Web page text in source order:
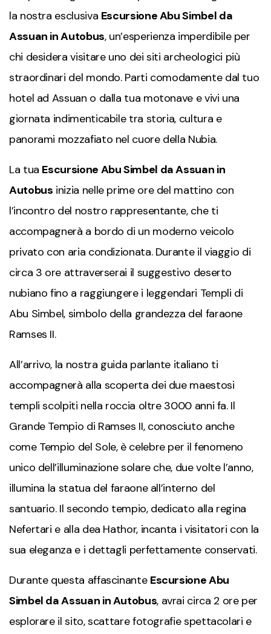
la nostra esclusiva Escursione Abu Simbel da
Assuan in Autobus, un’esperienza imperdibile per
chi desidera visitare uno dei siti archeologici più
straordinari del mondo. Parti comodamente dal tuo
hotel ad Assuan o dalla tua motonave e vivi una
giornata indimenticabile tra storia, cultura e
panorami mozzafiato nel cuore della Nubia.
La tua Escursione Abu Simbel da Assuan in
Autobus inizia nelle prime ore del mattino con
l’incontro del nostro rappresentante, che ti
accompagnerà a bordo di un moderno veicolo
privato con aria condizionata. Durante il viaggio di
circa 3 ore attraverserai il suggestivo deserto
nubiano fino a raggiungere i leggendari Templi di
Abu Simbel, simbolo della grandezza del faraone
Ramses II.
All’arrivo, la nostra guida parlante italiano ti
accompagnerà alla scoperta dei due maestosi
templi scolpiti nella roccia oltre 3000 anni fa. Il
Grande Tempio di Ramses II, conosciuto anche
come Tempio del Sole, è celebre per il fenomeno
unico dell’illuminazione solare che, due volte l’anno,
illumina la statua del faraone all’interno del
santuario. Il secondo tempio, dedicato alla regina
Nefertari e alla dea Hathor, incanta i visitatori con la
sua eleganza e i dettagli perfettamente conservati.
Durante questa affascinante Escursione Abu
Simbel da Assuan in Autobus, avrai circa 2 ore per
esplorare il sito, scattare fotografie spettacolari e